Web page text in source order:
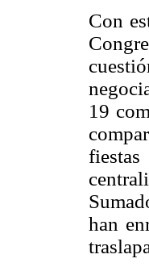
Con
19
han